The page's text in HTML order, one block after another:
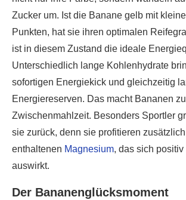
Zucker um. Ist die Banane gelb mit
Punkten, hat sie ihren optimalen
ist in diesem Zustand die ideale
Unterschiedlich lange Kohlenhydrate
sofortigen Energiekick und gleichzeitig
Energiereserven. Das macht Bananen
Zwischenmahlzeit. Besonders Sportler
sie zurück, denn sie profitieren
enthaltenen Magnesium, das sich
auswirkt.
Der Bananenglücksmoment